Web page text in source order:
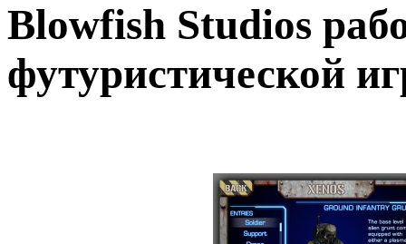
Blowfish Studios
футуристической